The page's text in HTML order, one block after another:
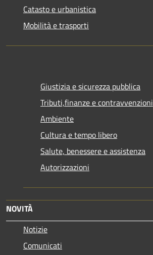
Catasto e urbanistica
Mobilità e trasporti
Giustizia e sicurezza pubblica
Tributi,finanze e contravvenzioni
Ambiente
Cultura e tempo libero
Salute, benessere e assistenza
Autorizzazioni
NOVITÀ
Notizie
Comunicati